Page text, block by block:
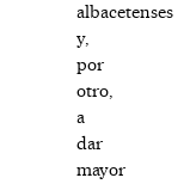
albacetenses
y,
por
otro,
a
dar
mayor